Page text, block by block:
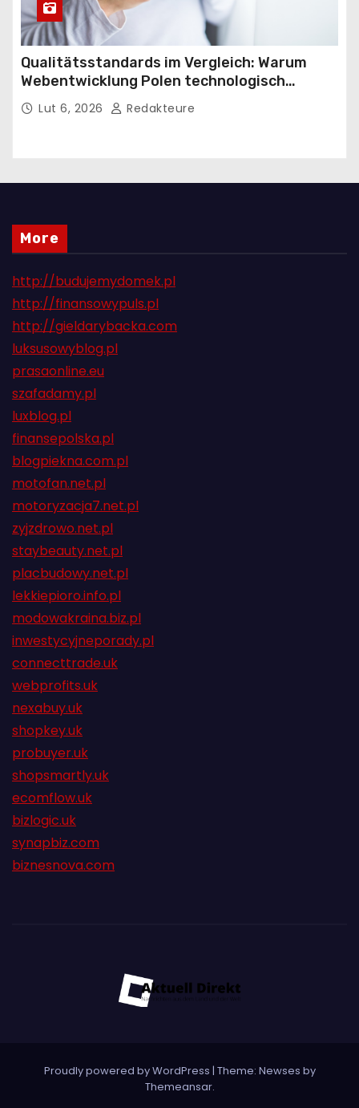
Qualitätsstandards im Vergleich: Warum
Webentwicklung Polen technologisch
führend in Europa ist
Lut 6, 2026 Redakteure
More
http://budujemydomek.pl
http://finansowypuls.pl
http://gieldarybacka.com
luksusowyblog.pl
prasaonline.eu
szafadamy.pl
luxblog.pl
finansepolska.pl
blogpiekna.com.pl
motofan.net.pl
motoryzacja7.net.pl
zyjzdrowo.net.pl
staybeauty.net.pl
placbudowy.net.pl
lekkiepioro.info.pl
modowakraina.biz.pl
inwestycyjneporady.pl
connecttrade.uk
webprofits.uk
nexabuy.uk
shopkey.uk
probuyer.uk
shopsmartly.uk
ecomflow.uk
bizlogic.uk
synapbiz.com
biznesnova.com
Proudly powered by WordPress | Theme: Newses by
Themeansar.